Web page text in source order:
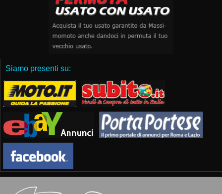
Siamo presenti su: